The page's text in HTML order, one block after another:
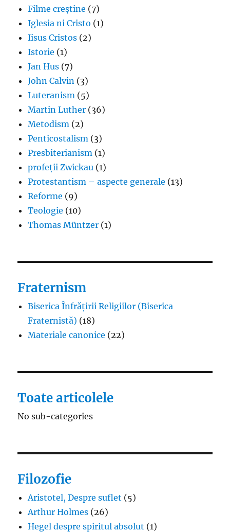
Filme creștine (7)
Iglesia ni Cristo (1)
Iisus Cristos (2)
Istorie (1)
Jan Hus (7)
John Calvin (3)
Luteranism (5)
Martin Luther (36)
Metodism (2)
Penticostalism (3)
Presbiterianism (1)
profeții Zwickau (1)
Protestantism – aspecte generale (13)
Reforme (9)
Teologie (10)
Thomas Müntzer (1)
Fraternism
Biserica Înfrățirii Religiilor (Biserica
Fraternistă) (18)
Materiale canonice (22)
Toate articolele
No sub-categories
Filozofie
Aristotel, Despre suflet (5)
Arthur Holmes (26)
Hegel despre spiritul absolut (1)